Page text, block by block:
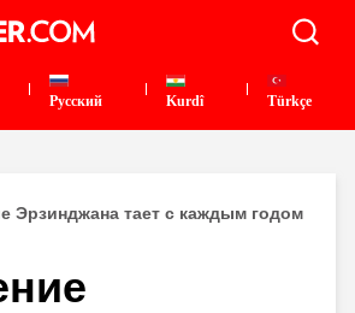
Pусский Kurdî Türkçe
Эрзинджана тает с каждым годом